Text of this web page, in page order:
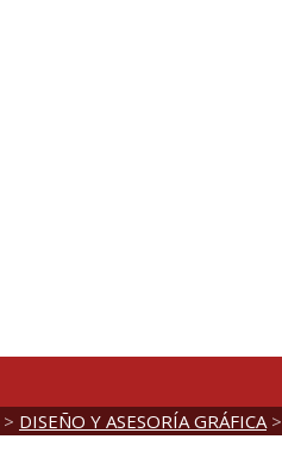
> DISEÑO Y ASESORÍA GRÁFICA>